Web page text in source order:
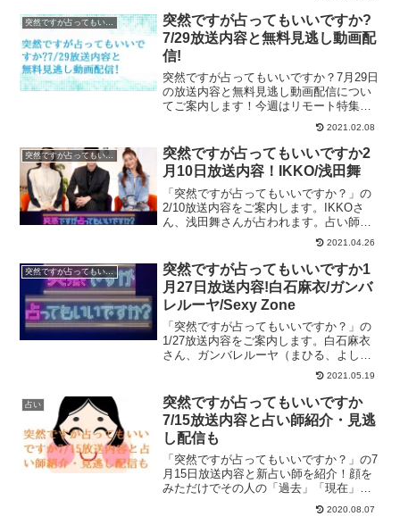
突然ですが占ってもいいですか？
突然ですが占ってもいいですか?
7/29放送内容と無料見逃し動画配
信!
突然ですが占ってもいいですか？7月29日
の放送内容と無料見逃し動画配信につい
てご案内します！今週はリモート特集で
す！様々な人生ドラマに涙あり笑いあり
2021.02.08
突然ですが占ってもいいですか？
突然ですが占ってもいいですか2
月10日放送内容！IKKO/浅田舞
「突然ですが占ってもいいですか？」の
2/10放送内容をご案内します。IKKOさ
ん、浅田舞さんが占われます。占い師は
ぷりあでぃす玲奈さんと木下レオンさん
です！とにかく運がよくなりたい！ 突
然ですが占ってもいいですか？
PRESENTS／木下レオ...
2021.04.26
突然ですが占ってもいいですか？
突然ですが占ってもいいですか1
月27日放送内容!白石麻衣/ガンバ
レルーヤ/Sexy Zone
「突然ですが占ってもいいですか？」の
1/27放送内容をご案内します。白石麻衣
さん、ガンバレルーヤ（まひる、よし
こ）、Sexy Zone（菊池風磨さん、松島
聡さん）謎解きクリエイター松丸亮吾さ
んが占われます！占い師は星ひとみさん
とゲッターズ飯...
2021.05.19
占い
突然ですが占ってもいいですか
7/15放送内容と占い師紹介・見逃
し配信も
「突然ですが占ってもいいですか？」の7
月15日放送内容と新占い師を紹介！顔を
みただけでその人の「過去」「現在」
「未来」がわかる新占い師・岡井浄幸さ
んについても案内します。見逃し配信
2020.08.07